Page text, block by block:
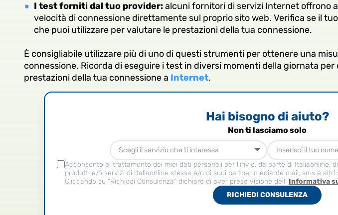
I test forniti dal tuo provider:alcuni fornitori di servizi Internet offrono
velocità di connessione direttamente sul proprio sito web. Verifica se il
che puoi utilizzare per valutare le prestazioni della tua connessione.
È consigliabile utilizzare più di uno di questi strumenti per ottenere una
connessione. Ricorda di eseguire i test in diversi momenti della giornata
prestazioni della tua connessione a Internet.
Hai bisogno di aiuto?
Non ti lasciamo solo
Scegli il servizio che ti interessa
Acconsento al trattamento dei miei dati personali per l’invio, da parte di Italiaonline,
prodotti e/o servizi di Italiaonline stessa e/o di suoi partner mediante mail, sms e altri
Cliccando su “Richiedi Consulenza” dichiaro di aver preso visione dell’ Informativa
RICHIEDI CONSULENZA